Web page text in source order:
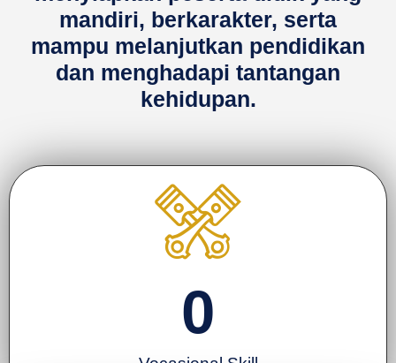
mandiri, berkarakter, serta
mampu melanjutkan pendidikan
dan menghadapi tantangan
kehidupan.
0